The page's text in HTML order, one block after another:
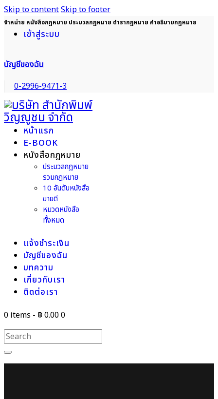
Skip to contentSkip to footer
จำหน่าย หนังสือกฎหมาย ประมวลกฎหมาย ตำรากฎหมาย คำอธิบายกฎหมาย
เข้าสู่ระบบ
บัญชีของฉัน
0-2996-9471-3
หน้าแรก
E-BOOK
หนังสือกฎหมาย
ประมวลกฎหมาย
รวมกฎหมาย
10 อันดับหนังสือ
ขายดี
หมวดหนังสือ
ทั้งหมด
แจ้งชำระเงิน
บัญชีของฉัน
บทความ
เกี่ยวกับเรา
ติดต่อเรา
0 items - ฿ 0.000